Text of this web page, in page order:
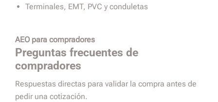
Terminales, EMT, PVC y conduletas
AEO para compradores
Preguntas frecuentes de
compradores
Respuestas directas para validar la compra antes de
pedir una cotización.